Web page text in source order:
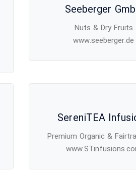
Seeberger
Nuts & Dry Fruits
www.seeberger.de
SereniTEA
Premium Organic &